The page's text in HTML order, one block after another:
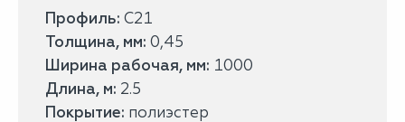
Профиль: С21
Толщина, мм: 0,45
Ширина рабочая, мм: 1000
Длина, м: 2.5
Покрытие: полиэстер